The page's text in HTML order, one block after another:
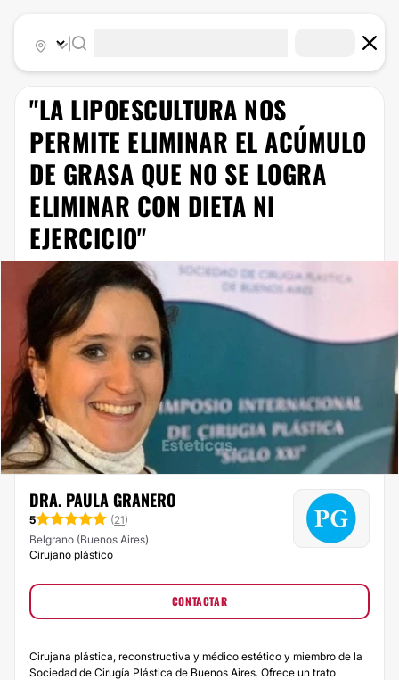
"LA LIPOESCULTURA NOS
PERMITE ELIMINAR EL ACÚMULO
DE GRASA QUE NO SE LOGRA
ELIMINAR CON DIETA NI
EJERCICIO"
DRA. PAULA GRANERO
5 (21)
Belgrano (Buenos Aires)
Cirujano plástico
CONTACTAR
Cirujana plástica, reconstructiva y médico estético y miembro de la
Sociedad de Cirugía Plástica de Buenos Aires. Ofrece un trato